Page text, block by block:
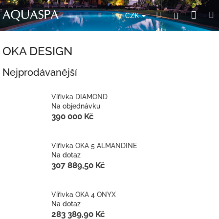
Přejít
na
obsah
CZK HledatPřihlášení
OKA DESIGN
Nejprodávanější
Vířivka DIAMOND
Na objednávku
390 000 Kč
Vířivka OKA 5 ALMANDINE
Na dotaz
307 889,50 Kč
Vířivka OKA 4 ONYX
Na dotaz
283 389,90 Kč